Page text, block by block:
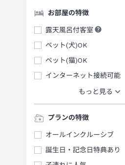
お部屋の特徴
露天風呂付客室
ペット(犬)OK
ペット(猫)OK
インターネット接続可能
もっと見る
プランの特徴
オールインクルーシブ
誕生日・記念日特典あり